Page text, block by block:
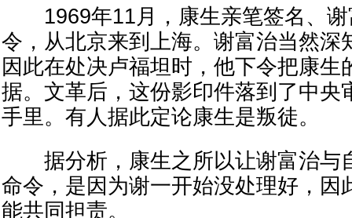
1969年11月，康生亲笔签名、谢
令，从北京来到上海。谢富治当然深
因此在处决卢福坦时，他下令把康生
据。文革后，这份影印件落到了中央
手里。有人据此定论康生是叛徒。
据分析，康生之所以让谢富治与
命令，是因为谢一开始没处理好，因
能共同担责。